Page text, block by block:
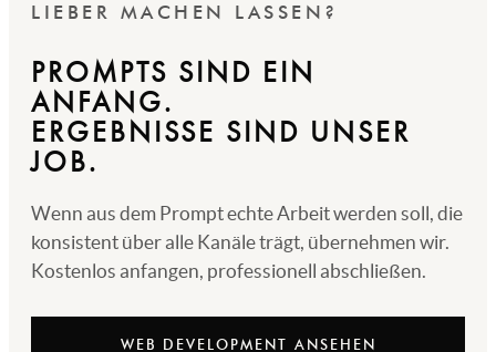
LIEBER MACHEN LASSEN?
PROMPTS SIND EIN
ANFANG.
ERGEBNISSE SIND UNSER
JOB.
Wenn aus dem Prompt echte Arbeit werden soll, die
konsistent über alle Kanäle trägt, übernehmen wir.
Kostenlos anfangen, professionell abschließen.
WEB DEVELOPMENT ANSEHEN